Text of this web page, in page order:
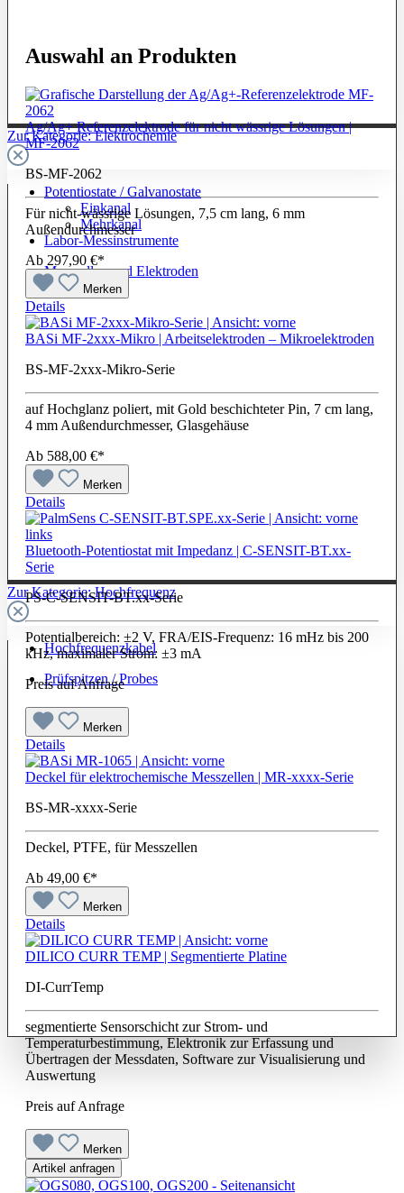
Zur Kategorie: Elektrochemie
Potentiostate / Galvanostate
Einkanal
Mehrkanal
Labor-Messinstrumente
Messzellen und Elektroden
Zur Kategorie: Hochfrequenz
Hochfrequenzkabel
Prüfspitzen / Probes
Auswahl an Produkten
Ag/Ag+ Referenzelektrode für nicht wässrige Lösungen |
MF-2062
BS-MF-2062
Für nicht-wässrige Lösungen, 7,5 cm lang, 6 mm
Außendurchmesser
Ab 297,90 €*
Merken
Details
BASi MF-2xxx-Mikro | Arbeitselektroden – Mikroelektroden
BS-MF-2xxx-Mikro-Serie
auf Hochglanz poliert, mit Gold beschichteter Pin, 7 cm lang,
4 mm Außendurchmesser, Glasgehäuse
Ab 588,00 €*
Merken
Details
Bluetooth-Potentiostat mit Impedanz | C-SENSIT-BT.xx-
Serie
PS-C-SENSIT-BT.xx-Serie
Potentialbereich: ±2 V, FRA/EIS-Frequenz: 16 mHz bis 200
kHz, maximaler Strom: ±3 mA
Preis auf Anfrage
Merken
Details
Deckel für elektrochemische Messzellen | MR-xxxx-Serie
BS-MR-xxxx-Serie
Deckel, PTFE, für Messzellen
Ab 49,00 €*
Merken
Details
DILICO CURR TEMP | Segmentierte Platine
DI-CurrTemp
segmentierte Sensorschicht zur Strom- und
Temperaturbestimmung, Elektronik zur Erfassung und
Übertragen der Messdaten, Software zur Visualisierung und
Auswertung
Preis auf Anfrage
Merken
Artikel anfragen